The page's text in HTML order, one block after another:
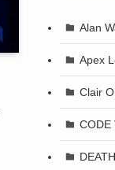
Alan
Apex
Clair
CODE